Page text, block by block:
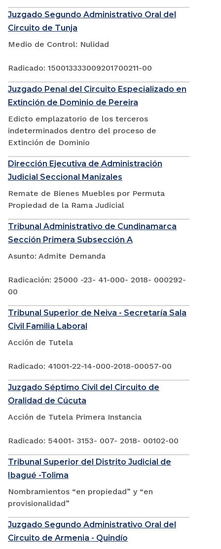
Juzgado Segundo Administrativo Oral del
Circuito de Tunja
Medio de Control: Nulidad
Radicado: 150013333009201700211-00
Juzgado Penal del Circuito Especializado en
Extinción de Dominio de Pereira
Edicto emplazatorio de los terceros
indeterminados dentro del proceso de
Extinción de Dominio
Dirección Ejecutiva de Administración
Judicial Seccional Manizales
Remate de Bienes Muebles por Permuta
Propiedad de la Rama Judicial
Tribunal Administrativo de Cundinamarca
Sección Primera Subsección A
Asunto: Admite Demanda
Radicación: 25000 -23- 41-000- 2018- 000292-
00
Tribunal Superior de Neiva - Secretaría Sala
Civil Familia Laboral
Acción de Tutela
Radicado: 41001-22-14-000-2018-00057-00
Juzgado Séptimo Civil del Circuito de
Oralidad de Cúcuta
Acción de Tutela Primera Instancia
Radicado: 54001- 3153- 007- 2018- 00102-00
Tribunal Superior del Distrito Judicial de
Ibagué -Tolima
Nombramientos “en propiedad” y “en
provisionalidad”
Juzgado Segundo Administrativo Oral del
Circuito de Armenia - Quindío